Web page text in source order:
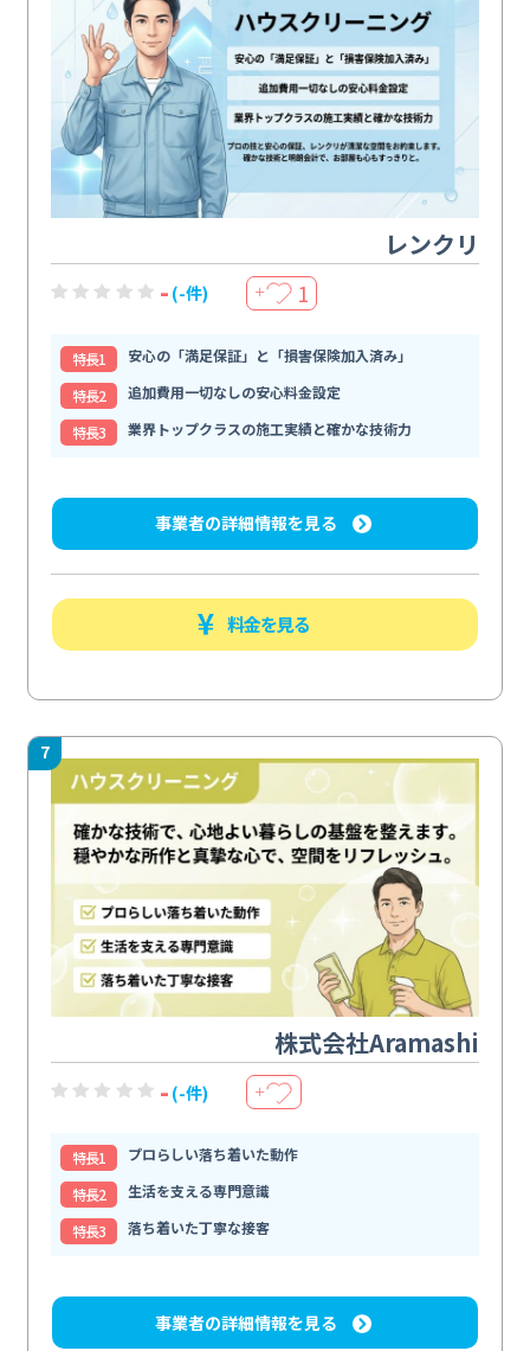
レンクリ
- (-件) ＋ 1
特⻑1
安心の「満足保証」と「損害保険加入済み」
特⻑2
追加費用一切なしの安心料金設定
特⻑3
業界トップクラスの施工実績と確かな技術力
事業者の詳細情報を見る
料金を見る
7
株式会社Aramashi
- (-件) ＋
特⻑1
プロらしい落ち着いた動作
特⻑2
生活を支える専門意識
特⻑3
落ち着いた丁寧な接客
事業者の詳細情報を見る